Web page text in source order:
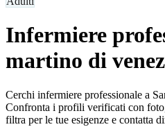
Infermiere
martino di
Cerchi infermiere professionale a
Confronta i profili verificati con
filtra per le tue esigenze e contatta